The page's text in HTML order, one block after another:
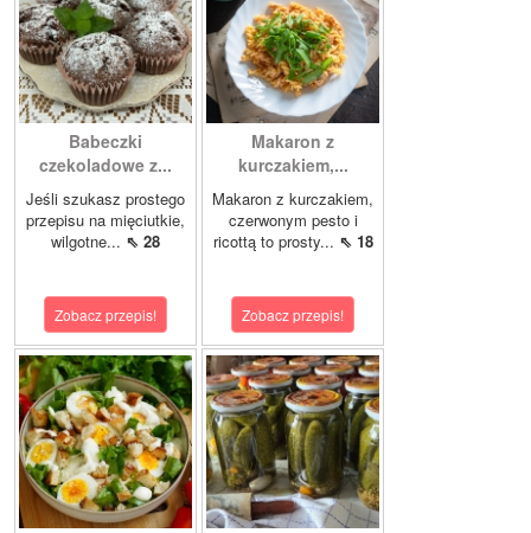
Babeczki
czekoladowe z...
Jeśli szukasz prostego
przepisu na mięciutkie,
wilgotne... ⇖ 28
Zobacz przepis!
Makaron z
kurczakiem,...
Makaron z kurczakiem,
czerwonym pesto i
ricottą to prosty... ⇖ 18
Zobacz przepis!